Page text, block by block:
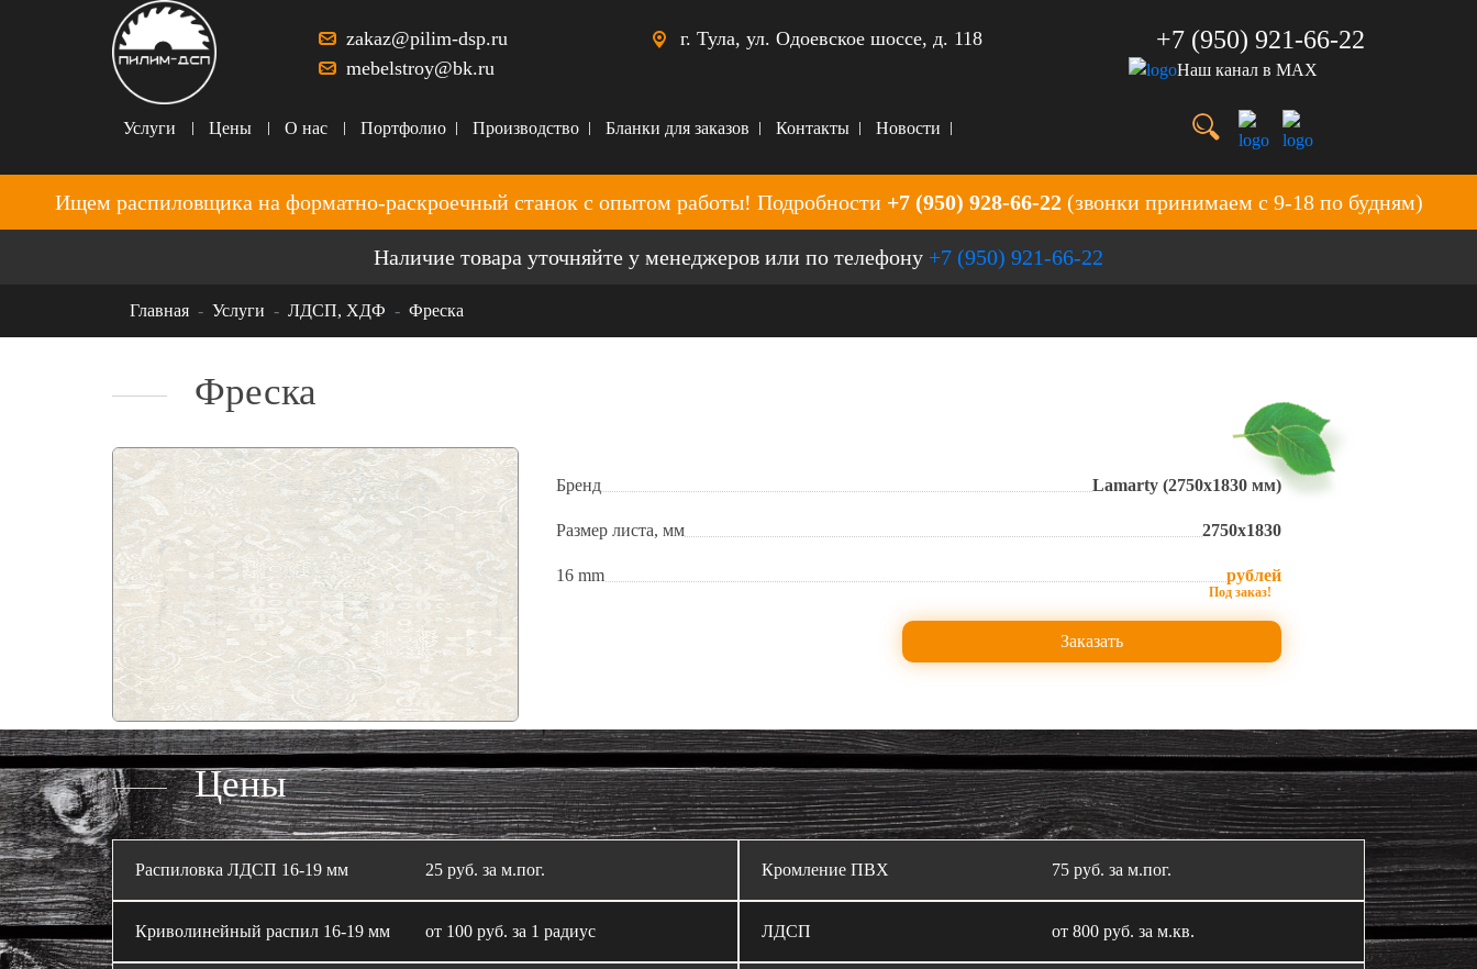
zakaz@pilim-dsp.ru
mebelstroy@bk.ru
г. Тула, ул. Одоевское шоссе, д. 118 +7 (950) 921-66-22
Наш канал в MAX
Услуги Цены О нас Портфолио Производство Бланки для заказов Контакты Новости
Ищем распиловщика на форматно-раскроечный станок с опытом работы! Подробности +7 (950) 928-66-22(звонки принимаем с 9-18 по будням)
Наличие товара уточняйте у менеджеров или по телефону +7 (950) 921-66-22
Главная Услуги ЛДСП, ХДФ Фреска
Фреска
Бренд Lamarty (2750x1830 мм)
Размер листа, мм 2750х1830
16 mm рублей
Заказать
Цены
Распиловка ЛДСП 16‑19 мм 25 руб. за м.пог. Кромление ПВХ 75 руб. за м.пог.
Криволинейный распил 16‑19 мм от 100 руб. за 1 радиус ЛДСП от 800 руб. за м.кв.